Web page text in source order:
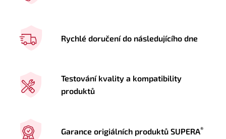
Rychlé doručení do následujícího dne
Testování kvality a kompatibility
produktů
Garance origiálních produktů SUPERA®